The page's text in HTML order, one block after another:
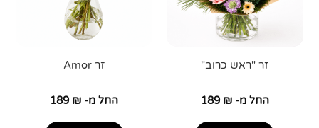
זר "ראש כרוב"
החל מ- 189 ₪
זר Amor
החל מ- 189 ₪